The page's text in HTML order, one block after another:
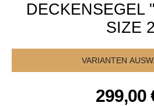
DECKENSEGEL
SIZE 2
VARIANTEN
299,00